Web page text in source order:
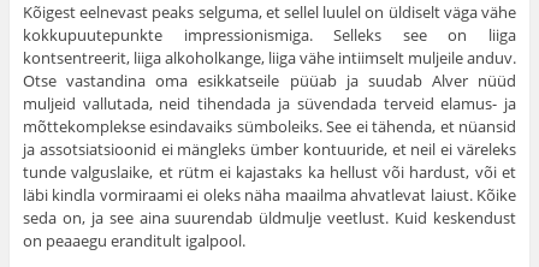
Kõigest eelnevast peaks selguma, et sellel luulel on üldiselt väga vähe
kokkupuutepunkte impressionismiga. Selleks see on liiga
kontsentreerit, liiga alkoholkange, liiga vähe intiimselt muljeile anduv.
Otse vastandina oma esikkatseile püüab ja suudab Alver nüüd
muljeid vallutada, neid tihendada ja süvendada terveid elamus- ja
mõttekomplekse esindavaiks sümboleiks. See ei tähenda, et nüansid
ja assotsiatsioonid ei mängleks ümber kontuuride, et neil ei väreleks
tunde valguslaike, et rütm ei kajastaks ka hellust või hardust, või et
läbi kindla vormiraami ei oleks näha maailma ahvatlevat laiust. Kõike
seda on, ja see aina suurendab üldmulje veetlust. Kuid keskendust
on peaaegu eranditult igalpool.